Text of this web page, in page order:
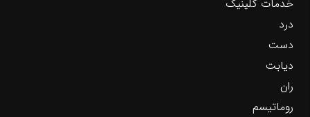
خدمات کلینیک
درد
دست
دیابت
ران
روماتیسم